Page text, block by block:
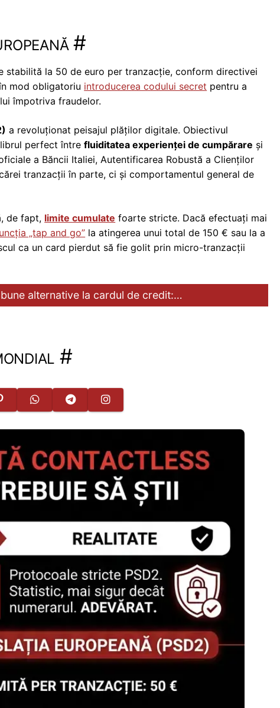
#
stabilită la 50 de euro per tranzacție, conform directivei
mod obligatoriu introducerea codului secret pentru a
împotriva fraudelor.
a revoluționat peisajul plăților digitale. Obiectivul
perfect întrefluiditatea experienței de cumpărare și
a Băncii Italiei, Autentificarea Robustă a Clienților
tranzacții în parte, ci și comportamentul general de
de fapt, limite cumulate foarte stricte. Dacă efectuați mai
„tap and go” la atingerea unui total de 150 € sau la a
ca un card pierdut să fie golit prin micro-tranzacții
alternative la cardul de credit:…
#